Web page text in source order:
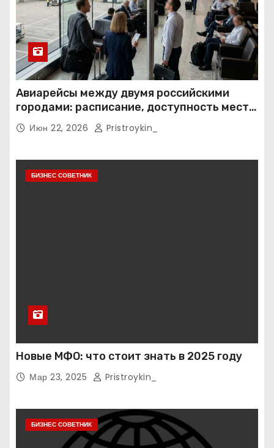
Авиарейсы между двумя российскими
городами: расписание, доступность мест и
тарифные условия
Июн 22, 2026 Pristroykin_
БИЗНЕС СОВЕТНИК
Новые МФО: что стоит знать в 2025 году
Мар 23, 2025 Pristroykin_
БИЗНЕС СОВЕТНИК